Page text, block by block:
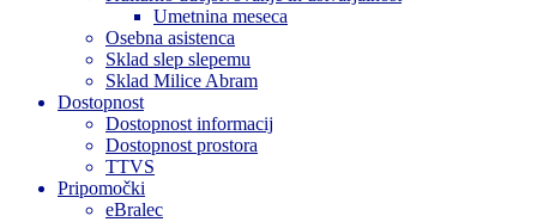
Umetnina meseca
Osebna asistenca
Sklad slep slepemu
Sklad Milice Abram
Dostopnost
Dostopnost informacij
Dostopnost prostora
TTVS
Pripomočki
eBralec